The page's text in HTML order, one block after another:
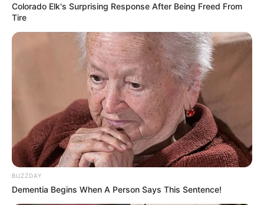
Colorado Elk's Surprising Response After Being Freed From
Tire
BUZZDAY
Dementia Begins When A Person Says This Sentence!